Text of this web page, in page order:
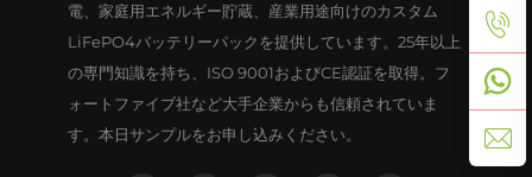
電、家庭用エネルギー貯蔵、産業用途向けのカスタム
LiFePO4バッテリーパックを提供しています。25年以上
の専門知識を持ち、ISO 9001およびCE認証を取得。フ
ォートファイブ社など大手企業からも信頼されていま
す。本日サンプルをお申し込みください。